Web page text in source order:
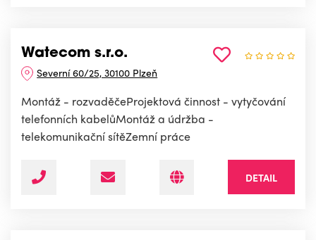
Watecom s.r.o.
Severní 60/25, 30100 Plzeň
Montáž - rozvaděčeProjektová činnost - vytyčování
telefonních kabelůMontáž a údržba -
telekomunikační sítěZemní práce
DETAIL